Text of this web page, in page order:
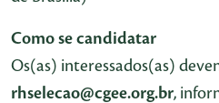
Como se candidatar
Os(as) interessados(as)
rhselecao@cgee.org.br,